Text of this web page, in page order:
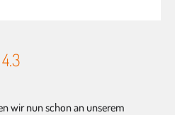
wir nun schon an unserem